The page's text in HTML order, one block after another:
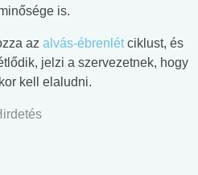
is.
az alvás-ébrenlétciklust, és
jelzi a szervezetnek, hogy
kell elaludni.